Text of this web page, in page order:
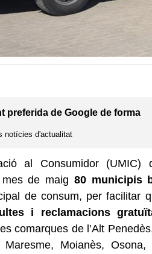
preferida de Google de forma
notícies d'actualitat
al Consumidor
de maig 80 municipis
de consum, per facilitar
i reclamacions
comarques de l’Alt
Moianès,